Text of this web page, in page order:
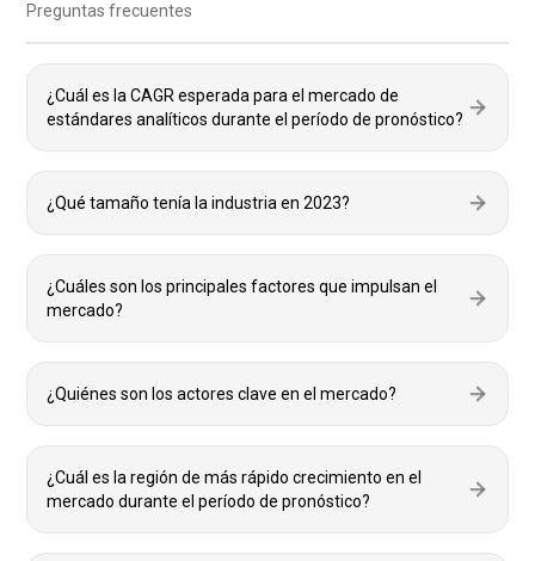
Preguntas frecuentes
¿Cuál es la CAGR esperada para el mercado de
estándares analíticos durante el período de pronóstico?
¿Qué tamaño tenía la industria en 2023?
¿Cuáles son los principales factores que impulsan el
mercado?
¿Quiénes son los actores clave en el mercado?
¿Cuál es la región de más rápido crecimiento en el
mercado durante el período de pronóstico?